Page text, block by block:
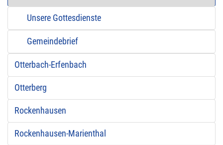
Unsere Gottesdienste
Gemeindebrief
Otterbach-Erfenbach
Otterberg
Rockenhausen
Rockenhausen-Marienthal